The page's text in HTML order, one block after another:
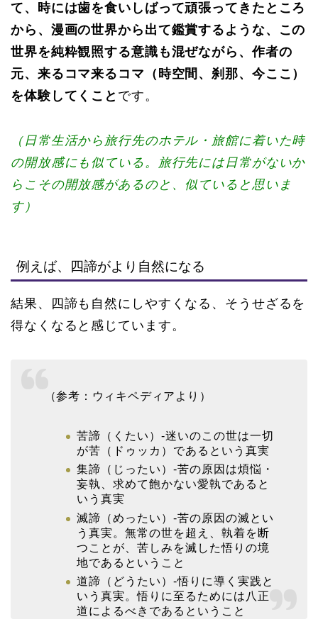
て、時には歯を食いしばって頑張ってきたところ
から、漫画の世界から出て鑑賞するような、この
世界を純粋観照する意識も混ぜながら、作者の
元、来るコマ来るコマ（時空間、刹那、今ここ）
を体験してくこと です。
（日常生活から旅行先のホテル・旅館に着いた時
の開放感にも似ている。旅行先には日常がないか
らこその開放感があるのと、似ていると思いま
す）
例えば、四諦がより自然になる
結果、四諦も自然にしやすくなる、そうせざるを
得なくなると感じています。
（参考：ウィキペディアより）
苦諦（くたい）-迷いのこの世は一切
が苦（ドゥッカ）であるという真実
集諦（じったい）-苦の原因は煩悩・
妄執、求めて飽かない愛執であると
いう真実
滅諦（めったい）-苦の原因の滅とい
う真実。無常の世を超え、執着を断
つことが、苦しみを滅した悟りの境
地であるということ
道諦（どうたい）-悟りに導く実践と
いう真実。悟りに至るためには八正
道によるべきであるということ